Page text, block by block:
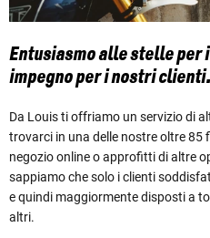
Entusiasmo alle stelle per
impegno per i nostri clienti.
Da Louis ti offriamo un servizio di
trovarci in una delle nostre oltre 85
negozio online o approfitti di altre
sappiamo che solo i clienti
e quindi maggiormente disposti a
altri.